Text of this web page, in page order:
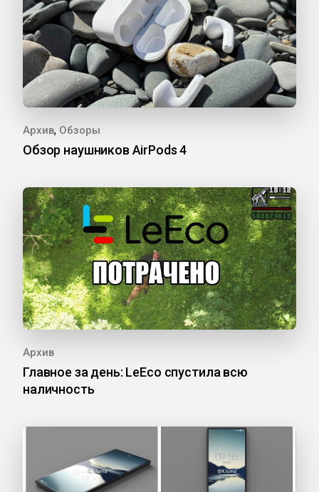
Архив, Обзоры
Обзор наушников AirPods 4
Архив
Главное за день: LeEco спустила всю
наличность